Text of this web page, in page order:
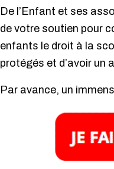
De l’Enfant et ses
de votre soutien pour
enfants le droit à la
protégés et d’avoir un
Par avance, un